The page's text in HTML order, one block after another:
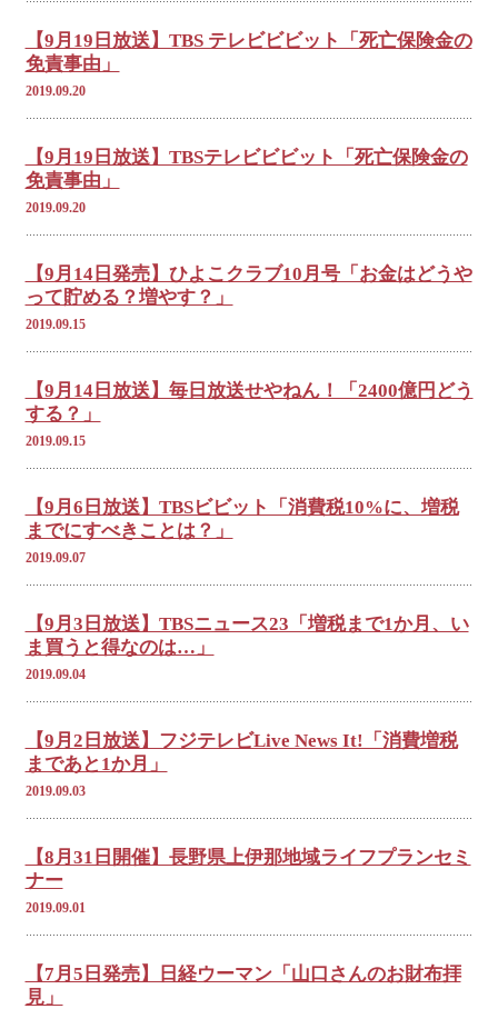
【9月19日放送】TBS テレビビビット「死亡保険金の
免責事由」
2019.09.20
【9月19日放送】TBSテレビビビット「死亡保険金の
免責事由」
2019.09.20
【9月14日発売】ひよこクラブ10月号「お金はどうや
って貯める？増やす？」
2019.09.15
【9月14日放送】毎日放送せやねん！「2400億円どう
する？」
2019.09.15
【9月6日放送】TBSビビット「消費税10%に、増税
までにすべきことは？」
2019.09.07
【9月3日放送】TBSニュース23「増税まで1か月、い
ま買うと得なのは…」
2019.09.04
【9月2日放送】フジテレビLive News It!「消費増税
まであと1か月」
2019.09.03
【8月31日開催】長野県上伊那地域ライフプランセミ
ナー
2019.09.01
【7月5日発売】日経ウーマン「山口さんのお財布拝
見」